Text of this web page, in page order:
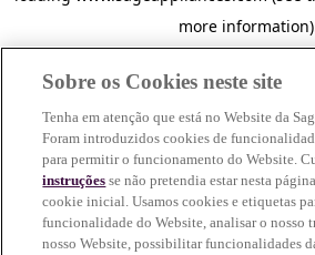
more information)
Sobre os Cookies neste site
Tenha em atenção que está no Website da
Foram introduzidos cookies de
para permitir o funcionamento do Website.
instruções se não pretendia estar nesta
cookie inicial. Usamos cookies e etiquetas
funcionalidade do Website, analisar o nosso
nosso Website, possibilitar funcionalidades